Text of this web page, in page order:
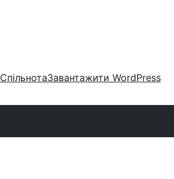
СпільнотаЗавантажити WordPress